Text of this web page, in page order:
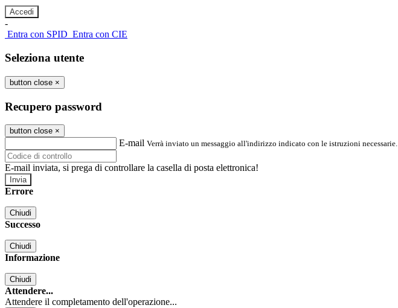
-
Entra con SPID Entra con CIE
Seleziona utente
button close ×
Recupero password
button close ×
E-mail Verrà inviato un messaggio all'indirizzo indicato con le istruzioni necessarie.
E-mail inviata, si prega di controllare la casella di posta elettronica!
Errore
Chiudi
Successo
Chiudi
Informazione
Chiudi
Attendere...
Attendere il completamento dell'operazione...